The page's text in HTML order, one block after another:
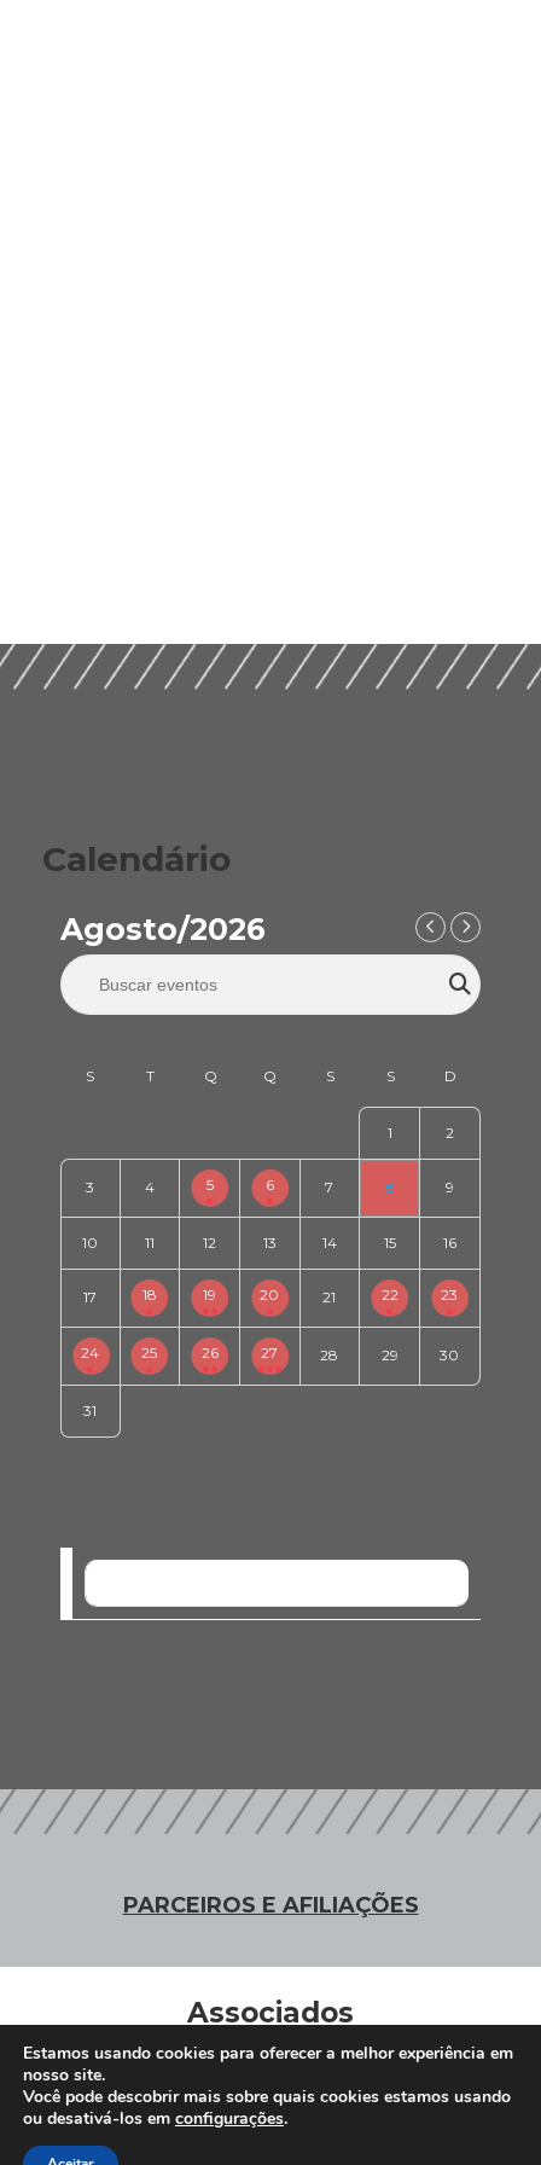
Calendário
Agosto/2026
1 2
3 4 5 6 7 8 9
10 11 12 13 14 15 16
17 18 19 20 21 22 23
24 25 26 27 28 29 30
31
PARCEIROS E AFILIAÇÕES
Associados
Clique Aqui e conheça nossos parceiros
Estamos usando cookies para oferecer a melhor experiência em
nosso site.
Você pode descobrir mais sobre quais cookies estamos usando
ou desativá-los em configurações.